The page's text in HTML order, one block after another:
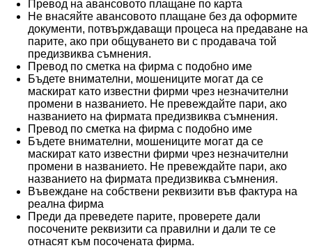
Превод на авансовото плащане по карта
Не внасяйте авансовото плащане без да оформите
документи, потвърждаващи процеса на предаване на
парите, ако при общуването ви с продавача той
предизвиква съмнения.
Превод по сметка на фирма с подобно име
Бъдете внимателни, мошениците могат да се
маскират като известни фирми чрез незначителни
промени в названието. Не превеждайте пари, ако
названието на фирмата предизвиква съмнения.
Превод по сметка на фирма с подобно име
Бъдете внимателни, мошениците могат да се
маскират като известни фирми чрез незначителни
промени в названието. Не превеждайте пари, ако
названието на фирмата предизвиква съмнения.
Въвеждане на собствени реквизити във фактура на
реална фирма
Преди да преведете парите, проверете дали
посочените реквизити са правилни и дали те се
отнасят към посочената фирма.